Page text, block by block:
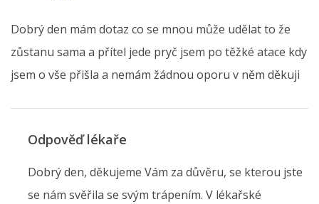
Dobrý den mám dotaz co se mnou může udělat to že
zůstanu sama a přítel jede pryč jsem po těžké atace kdy
jsem o vše přišla a nemám žádnou oporu v něm děkuji
Odpověď lékaře
Dobrý den, děkujeme Vám za důvěru, se kterou jste
se nám svěřila se svým trápením. V lékařské